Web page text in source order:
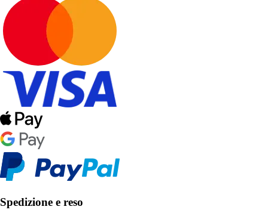
Spedizione e reso